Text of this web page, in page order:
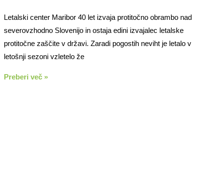
Letalski center Maribor 40 let izvaja protitočno obrambo nad
severovzhodno Slovenijo in ostaja edini izvajalec letalske
protitočne zaščite v državi. Zaradi pogostih neviht je letalo v
letošnji sezoni vzletelo že
Preberi več »